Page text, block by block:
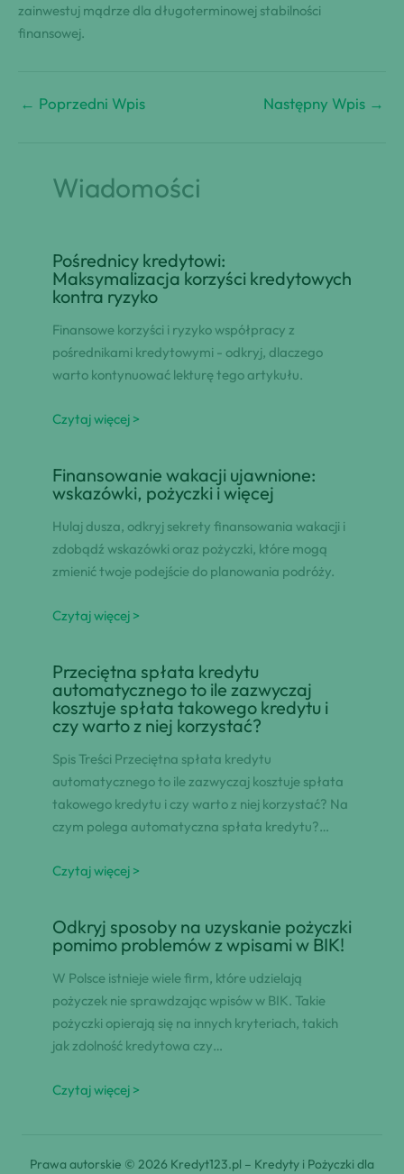
zainwestuj mądrze dla długoterminowej stabilności
finansowej.
← Poprzedni Wpis Następny Wpis →
Wiadomości
Pośrednicy kredytowi:
Maksymalizacja korzyści kredytowych
kontra ryzyko
Finansowe korzyści i ryzyko współpracy z
pośrednikami kredytowymi - odkryj, dlaczego
warto kontynuować lekturę tego artykułu.
Czytaj więcej >
Finansowanie wakacji ujawnione:
wskazówki, pożyczki i więcej
Hulaj dusza, odkryj sekrety finansowania wakacji i
zdobądź wskazówki oraz pożyczki, które mogą
zmienić twoje podejście do planowania podróży.
Czytaj więcej >
Przeciętna spłata kredytu
automatycznego to ile zazwyczaj
kosztuje spłata takowego kredytu i
czy warto z niej korzystać?
Spis Treści Przeciętna spłata kredytu
automatycznego to ile zazwyczaj kosztuje spłata
takowego kredytu i czy warto z niej korzystać? Na
czym polega automatyczna spłata kredytu?…
Czytaj więcej >
Odkryj sposoby na uzyskanie pożyczki
pomimo problemów z wpisami w BIK!
W Polsce istnieje wiele firm, które udzielają
pożyczek nie sprawdzając wpisów w BIK. Takie
pożyczki opierają się na innych kryteriach, takich
jak zdolność kredytowa czy…
Czytaj więcej >
Prawa autorskie © 2026 Kredyt123.pl – Kredyty i Pożyczki dla